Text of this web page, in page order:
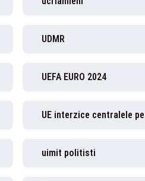
UDMR
UEFA EURO 2024
UE interzice centralele
uimit politisti